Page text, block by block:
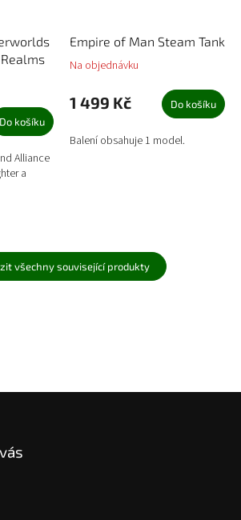
Do košíku
Alliance
a
Empire of Man Steam Tank
Na objednávku
1 499 Kč Do košíku
Balení obsahuje 1 model.
všechny související produkty